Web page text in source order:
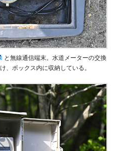
と無線通信端末。水道メーターの交換
、ボックス内に収納している。